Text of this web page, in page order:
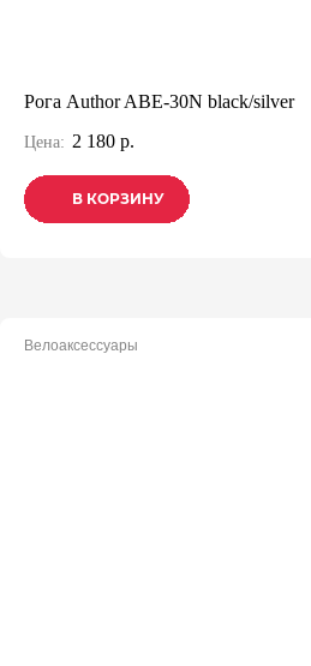
Рога Author ABE-30N black/silver
Цена: 2 180 р.
В КОРЗИНУ
В КОРЗИНУ
В КОРЗИНУ
Велоаксессуары